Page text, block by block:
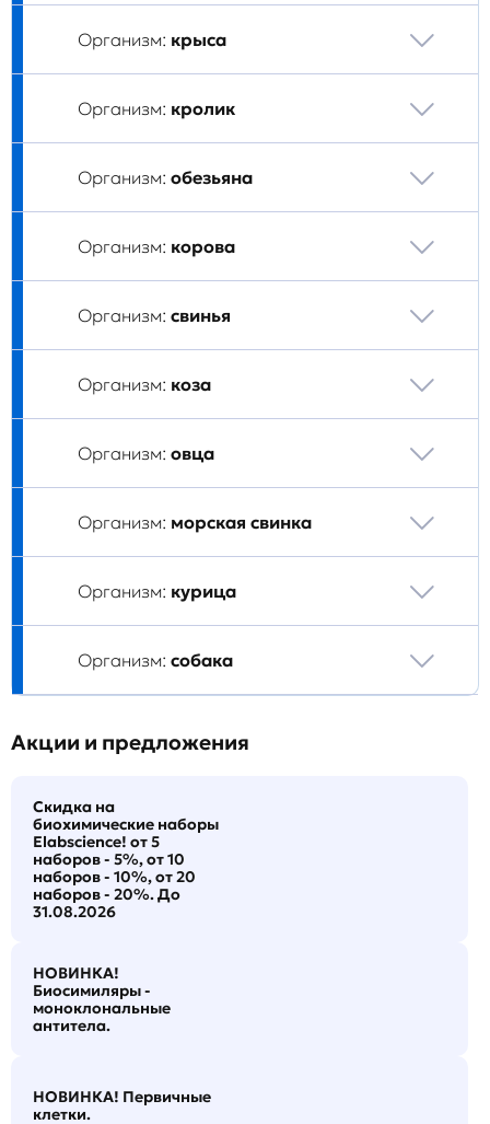
Организм: крыса
Организм: кролик
Организм: обезьяна
Организм: корова
Организм: свинья
Организм: коза
Организм: овца
Организм: морская свинка
Организм: курица
Организм: собака
Акции и предложения
Скидка на
биохимические наборы
Elabscience! от 5
наборов - 5%, от 10
наборов - 10%, от 20
наборов - 20%. До
31.08.2026
НОВИНКА!
Биосимиляры -
моноклональные
антитела.
НОВИНКА! Первичные
клетки.